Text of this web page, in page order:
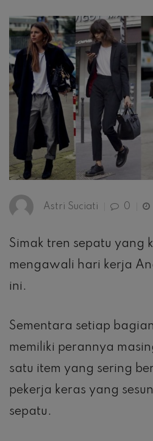
Astri Suciati 0
Simak tren sepatu yang
mengawali hari kerja
ini.
Sementara setiap
memiliki perannya
satu item yang sering
pekerja keras yang
sepatu.